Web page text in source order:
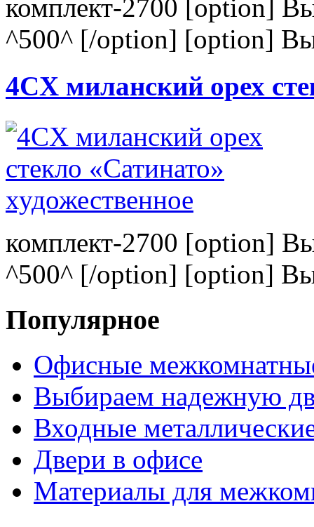
комплект-2700 [option]
^500^ [/option] [option]
4CХ миланский орех
комплект-2700 [option]
^500^ [/option] [option]
Популярное
Офисные
Выбираем надежную
Входные
Двери в офисе
Материалы для